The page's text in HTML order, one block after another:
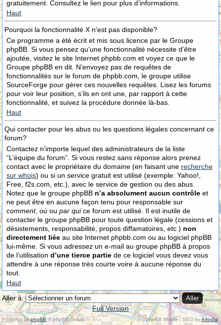
gratuitement. Consultez le lien pour plus d’informations.
Haut
Pourquoi la fonctionnalité X n’est pas disponible?
Ce programme a été écrit et mis sous licence par le Groupe
phpBB. Si vous pensez qu’une fonctionnalité nécessite d’être
ajoutée, visitez le site Internet phpbb.com et voyez ce que le
Groupe phpBB en dit. N’envoyez pas de requêtes de
fonctionnalités sur le forum de phpbb.com, le groupe utilise
SourceForge pour gérer ces nouvelles requêtes. Lisez les forums
pour voir leur position, s’ils en ont une, par rapport à cette
fonctionnalité, et suivez la procédure donnée là-bas.
Haut
Qui contacter pour les abus ou les questions légales concernant ce
forum?
Contactez n’importe lequel des administrateurs de la liste
“L’équipe du forum”. Si vous restez sans réponse alors prenez
contact avec le propriétaire du domaine (en faisant une recherche
sur whois) ou si un service gratuit est utilisé (exemple: Yahoo!,
Free, f2s.com, etc.), avec le service de gestion ou des abus.
Notez que le groupe phpBB n’a absolument aucun contrôle et
ne peut être en aucune façon tenu pour responsable sur
comment, où ou par quice forum est utilisé. Il est inutile de
contacter le groupe phpBB pour toute question légale (cessions et
désistements, responsabilité, propos diffamatoires, etc.) non
directement liée au site Internet phpbb.com ou au logiciel phpBB
lui-même. Si vous adressez un e-mail au groupe phpBB à propos
de l’utilisation d’une tierce partie de ce logiciel vous devez vous
attendre à une réponse très courte voire à aucune réponse du
tout.
Haut
Aller à:
Full Version
Powered byphpBB © phpBB Group. phpBB Mobile / SEO byArtodia.